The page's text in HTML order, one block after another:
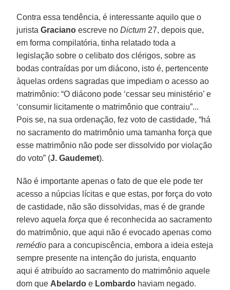
Contra essa tendência, é interessante aquilo que o
juristaGraciano escreve noDictum 27, depois que,
em forma compilatória, tinha relatado toda a
legislação sobre o celibato dos clérigos, sobre as
bodas contraídas por um diácono, isto é, pertencente
àquelas ordens sagradas que impediam o acesso ao
matrimônio: “O diácono pode ‘cessar seu ministério’ e
‘consumir licitamente o matrimônio que contraiu”...
Pois se, na sua ordenação, fez voto de castidade, “há
no sacramento do matrimônio uma tamanha força que
esse matrimônio não pode ser dissolvido por violação
do voto” (J. Gaudemet).
Não é importante apenas o fato de que ele pode ter
acesso a núpcias lícitas e que estas, por força do voto
de castidade, não são dissolvidas, mas é de grande
relevo aquelaforça que é reconhecida ao sacramento
do matrimônio, que aqui não é evocado apenas como
remédio para a concupiscência, embora a ideia esteja
sempre presente na intenção do jurista, enquanto
aqui é atribuído ao sacramento do matrimônio aquele
dom que Abelardo e Lombardo haviam negado.